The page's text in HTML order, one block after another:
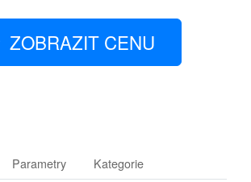
ZOBRAZIT CENU
Parametry Kategorie